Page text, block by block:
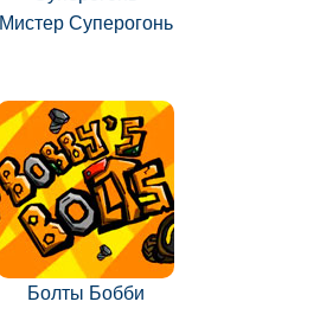
Мистер Суперогонь
Болты Бобби